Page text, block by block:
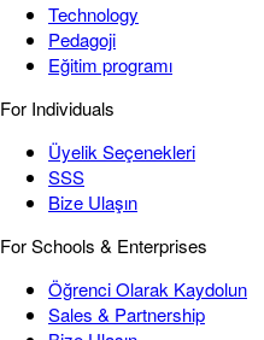
Technology
Pedagoji
Eğitim programı
For Individuals
Üyelik Seçenekleri
SSS
Bize Ulaşın
For Schools & Enterprises
Öğrenci Olarak Kaydolun
Sales & Partnership